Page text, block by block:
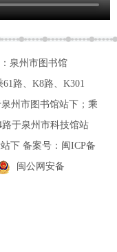
泉州市图书馆
路、K8路、K301
州市图书馆站下；乘
于泉州市科技馆站
站下备案号： 闽ICP备
闽公网安备